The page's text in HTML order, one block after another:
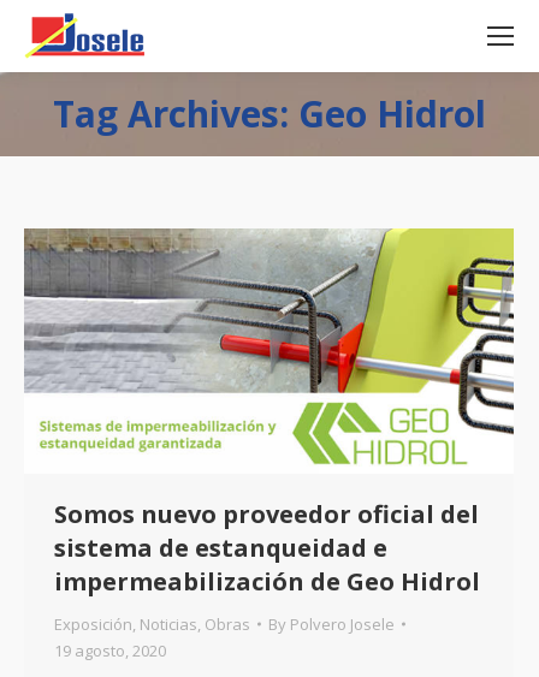
Tag Archives: Geo Hidrol
Somos nuevo proveedor oficial del
sistema de estanqueidad e
impermeabilización de Geo Hidrol
Exposición, Noticias, Obras By Polvero Josele
19 agosto, 2020